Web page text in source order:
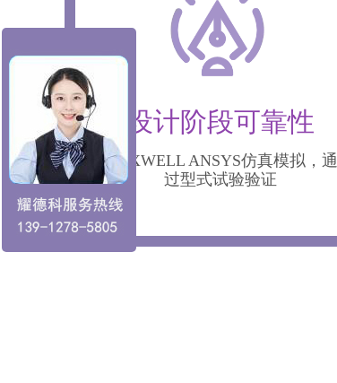
设计阶段可靠性
MAXWELL ANSYS仿真模拟，通
过型式试验验证